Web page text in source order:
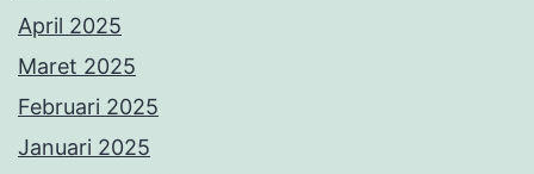
April 2025
Maret 2025
Februari 2025
Januari 2025